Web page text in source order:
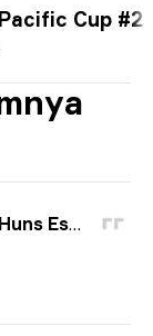
Cup #2
The Huns Esports